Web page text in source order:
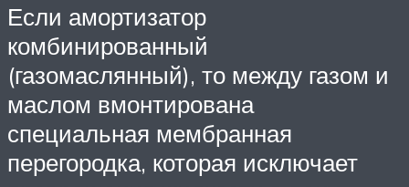
Если амортизатор
комбинированный
(газомаслянный), то между газом и
маслом вмонтирована
специальная мембранная
перегородка, которая исключает